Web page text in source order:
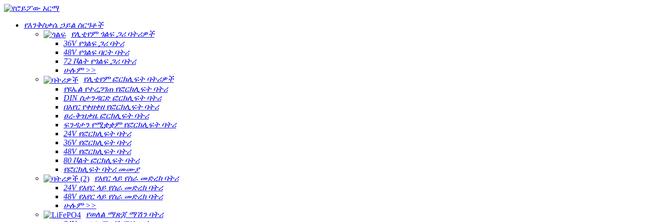
የእንቅስቃሴ ኃይል ስርዓቶች
የሊቲየም ጎልፍ ጋሪ ባትሪዎች
36V የጎልፍ ጋሪ ባትሪ
48V የጎልፍ ባርት ባትሪ
72 ቮልት የጎልፍ ጋሪ ባትሪ
ሁሉም >>
የሊቲየም ፎርክሊፍት ባትሪዎች
የዩኤል የተረጋገጠ የፎርክሊፍት ባትሪ
DIN ስታንዳርድ ፎርክሊፍት ባትሪ
በአየር የቀዘቀዘ የፎርክሊፍት ባትሪ
ፀረ-ቅዝቃዜ ፎርክሊፍት ባትሪ
ፍንዳታን የሚቋቋም የፎርክሊፍት ባትሪ
24V የፎርክሊፍት ባትሪ
36V የፎርክሊፍት ባትሪ
48V የፎርክሊፍት ባትሪ
80 ቮልት ፎርክሊፍት ባትሪ
የፎርክሊፍት ባትሪ መሙያ
የአየር ላይ የስራ መድረክ ባትሪ
24V የአየር ላይ የስራ መድረክ ባትሪ
48V የአየር ላይ የስራ መድረክ ባትሪ
ሁሉም >>
የወለል ማጽጃ ማሽን ባትሪ